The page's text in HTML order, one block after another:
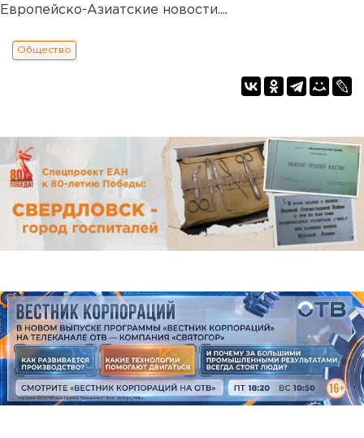
Европейско-Азиатские новости....
Общество